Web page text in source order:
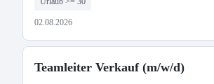
02.08.2026
Teamleiter Verkauf (m/w/d)